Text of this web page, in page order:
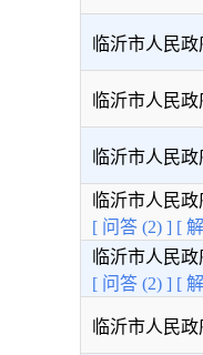
临沂市人民
临沂市人民
临沂市人民
临沂市人民
[ 问答 (2) ] [
临沂市人民
[ 问答 (2) ] [
临沂市人民